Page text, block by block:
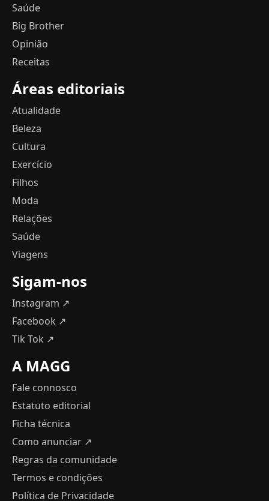
Saúde
Big Brother
Opinião
Receitas
Áreas editoriais
Atualidade
Beleza
Cultura
Exercício
Filhos
Moda
Relações
Saúde
Viagens
Sigam-nos
Instagram ↗
Facebook ↗
Tik Tok ↗
A MAGG
Fale connosco
Estatuto editorial
Ficha técnica
Como anunciar ↗
Regras da comunidade
Termos e condições
Política de Privacidade